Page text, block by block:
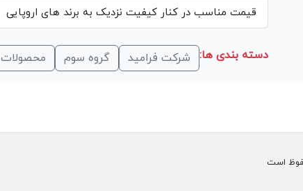
قیمت مناسب در کنار کیفیت نزدیک به برند های اروپایی
دسته بندی ها: شرکت فرامید گروه سوم محصولات
است